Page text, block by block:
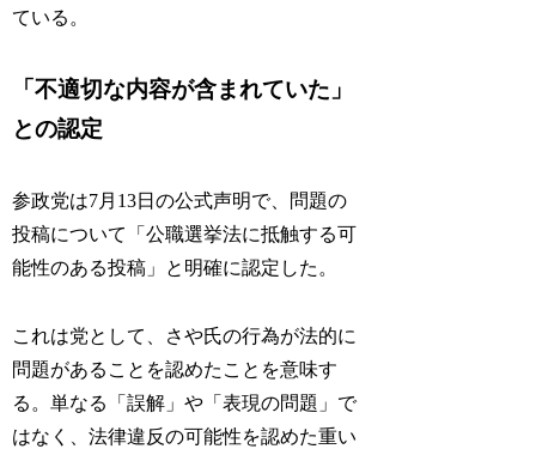
ている。
「不適切な内容が含まれていた」
との認定
参政党は7月13日の公式声明で、問題の
投稿について「公職選挙法に抵触する可
能性のある投稿」と明確に認定した。
これは党として、さや氏の行為が法的に
問題があることを認めたことを意味す
る。単なる「誤解」や「表現の問題」で
はなく、法律違反の可能性を認めた重い